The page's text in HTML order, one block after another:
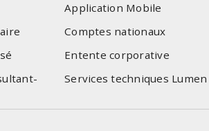
Application Mobile
Comptes nationaux
Entente corporative
Services techniques Lumen